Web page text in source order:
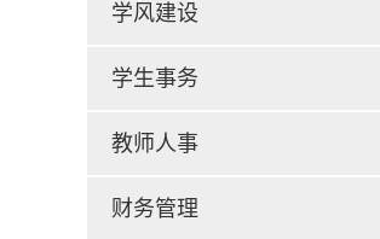
学风建设
学生事务
教师人事
财务管理